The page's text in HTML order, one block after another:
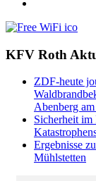
KFV Roth
ZDF-heute
Abenberg
Sicherheit
Ergebnisse
Mühlstetten